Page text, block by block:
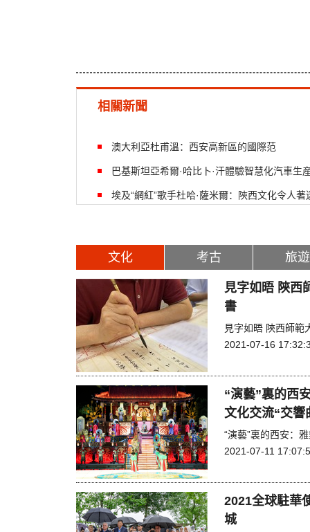
相關新聞
澳大利亞杜甫溫：西安高新區的國際范
巴基斯坦亞希爾·哈比卜·汗體驗智慧化汽車生
埃及“網紅”歌手杜哈·薩米爾：陝西文化令人著
文化 考古 旅遊
見字如晤 陝西
書
見字如晤 陝西師範
2021-07-16
“演藝”裏的西
文化交流“交響
“演藝”裏的西安：
2021-07-11
2021全球駐華
城